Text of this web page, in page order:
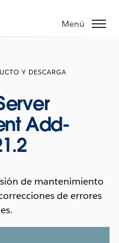
Menú
Y DESCARGA
Add-
de mantenimiento
de errores